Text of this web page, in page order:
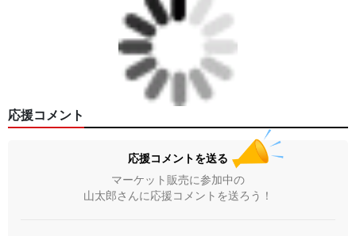
応援コメント
応援コメントを送る
マーケット販売に参加中の
山太郎さんに応援コメントを送ろう！